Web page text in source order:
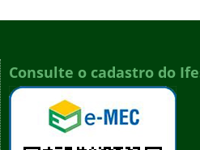
Consulte o cadastro do